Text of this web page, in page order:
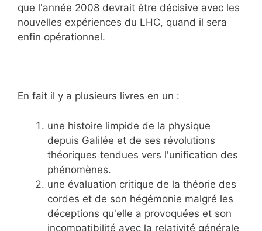
que l'année 2008 devrait être décisive avec les
nouvelles expériences du LHC, quand il sera
enfin opérationnel.
En fait il y a plusieurs livres en un :
une histoire limpide de la physique
depuis Galilée et de ses révolutions
théoriques tendues vers l'unification des
phénomènes.
une évaluation critique de la théorie des
cordes et de son hégémonie malgré les
déceptions qu'elle a provoquées et son
incompatibilité avec la relativité générale